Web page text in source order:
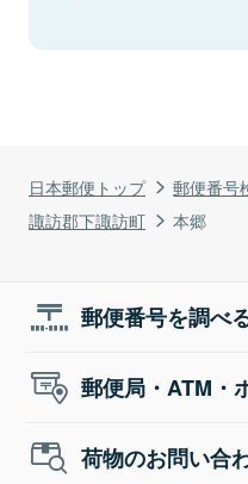
日本郵便トップ 郵便番号
諏訪郡下諏訪町
本郷
郵便番号を調べ
郵便局・ATM・
荷物のお問い合